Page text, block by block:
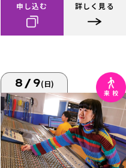
申し込む 詳しく見る
8/9(日)